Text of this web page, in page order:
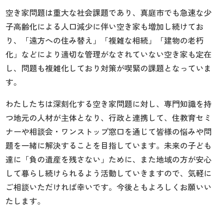
空き家問題は重大な社会課題であり、真庭市でも急速な少
子高齢化による人口減少に伴い空き家も増加し続けてお
り、「遠方への住み替え」「複雑な相続」「建物の老朽
化」などにより適切な管理がなされていない空き家も定在
し、問題も複雑化しており対策が喫緊の課題となっていま
す。
わたしたちは深刻化する空き家問題に対し、専門知識を持
つ地元の人材が主体となり、行政と連携して、住教育セミ
ナーや相談会・ワンストップ窓口を通じて皆様の悩みや問
題を一緒に解決することを目指しています。未来の子ども
達に「負の遺産を残さない」ために、また地域の方が安心
して暮らし続けられるよう活動していきますので、気軽に
ご相談いただければ幸いです。今後ともよろしくお願いい
たします。